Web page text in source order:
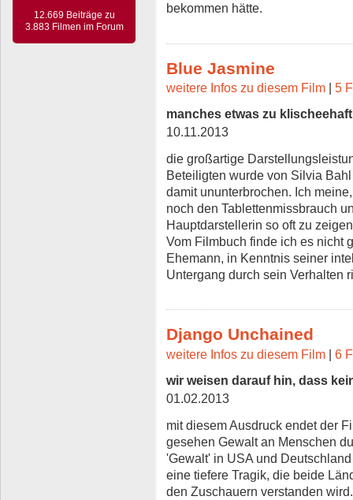
12.669 Beiträge zu
3.883 Filmen im Forum
bekommen hätte.
Blue Jasmine
weitere Infos zu diesem Film | 5
manches etwas zu klischeehaft
10.11.2013
die großartige
Beteiligten wurde von Silvia
damit ununterbrochen. Ich
noch den Tablettenmissbrauch
Hauptdarstellerin so oft zu
Vom Filmbuch finde ich es nicht
Ehemann, in Kenntnis seiner
Untergang durch sein Verhalten
Django Unchained
weitere Infos zu diesem Film | 6
wir weisen darauf hin, dass
01.02.2013
mit diesem Ausdruck endet der
gesehen Gewalt an Menschen
'Gewalt' in USA und
eine tiefere Tragik, die beide
den Zuschauern verstanden wird.